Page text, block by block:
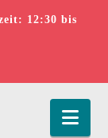
12:30 bis